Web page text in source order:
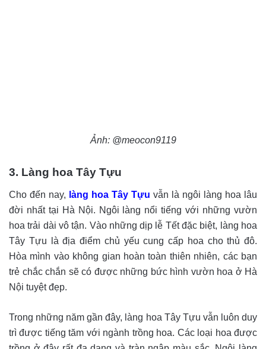
Ảnh: @meocon9119
3. Làng hoa Tây Tựu
Cho đến nay, làng hoa Tây Tựu vẫn là ngôi làng hoa lâu
đời nhất tại Hà Nội. Ngôi làng nổi tiếng với những vườn
hoa trải dài vô tận. Vào những dịp lễ Tết đặc biệt, làng hoa
Tây Tựu là địa điểm chủ yếu cung cấp hoa cho thủ đô.
Hòa mình vào không gian hoàn toàn thiên nhiên, các bạn
trẻ chắc chắn sẽ có được những bức hình vườn hoa ở Hà
Nội tuyệt đẹp.
Trong những năm gần đây, làng hoa Tây Tựu vẫn luôn duy
trì được tiếng tăm với ngành trồng hoa. Các loại hoa được